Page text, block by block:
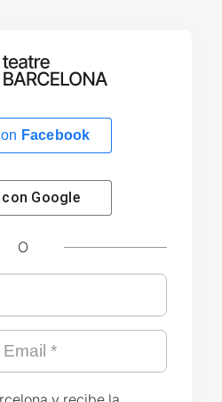
Facebook
Google
O